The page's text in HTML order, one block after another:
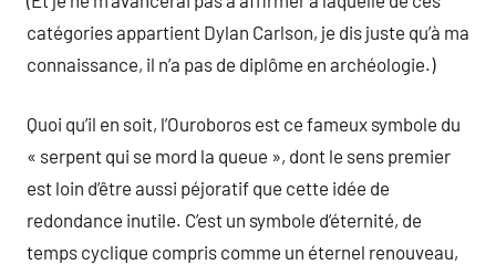
catégories appartient Dylan Carlson, je dis juste qu’à ma
connaissance, il n’a pas de diplôme en archéologie.)
Quoi qu’il en soit, l’Ouroboros est ce fameux symbole du
« serpent qui se mord la queue », dont le sens premier
est loin d’être aussi péjoratif que cette idée de
redondance inutile. C’est un symbole d’éternité, de
temps cyclique compris comme un éternel renouveau,